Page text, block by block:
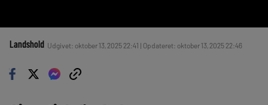
Landshold Udgivet: oktober 13, 2025 22:41 | Opdateret: oktober 13, 2025 22:46